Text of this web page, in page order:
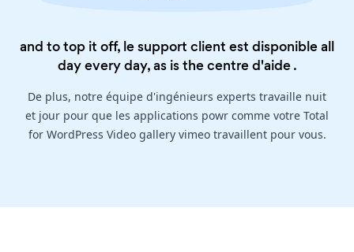
and to top it off, le support client est disponible all
day every day, as is thecentre d'aide.
De plus, notre équipe d'ingénieurs experts travaille nuit
et jour pour que les applications powr comme votre Total
for WordPress Video gallery vimeo travaillent pour vous.